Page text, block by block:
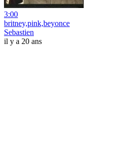
3:00
britney,pink,beyonce
Sebastien
il y a 20 ans